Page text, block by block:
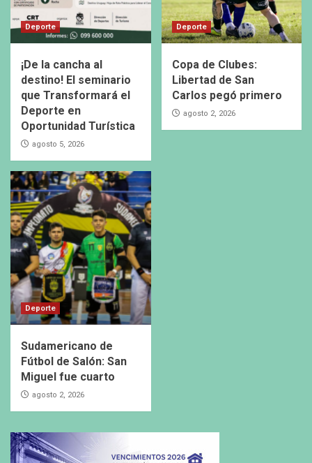
Deporte
¡De la cancha al
destino! El seminario
que Transformará el
Deporte en
Oportunidad Turística
agosto 5, 2026
Deporte
Copa de Clubes:
Libertad de San
Carlos pegó primero
agosto 2, 2026
Deporte
Sudamericano de
Fútbol de Salón: San
Miguel fue cuarto
agosto 2, 2026